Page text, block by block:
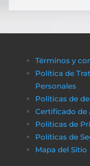
Términos y
Política de
Personales
Políticas de
Certificado de
Políticas de
Políticas de
Mapa del Sitio